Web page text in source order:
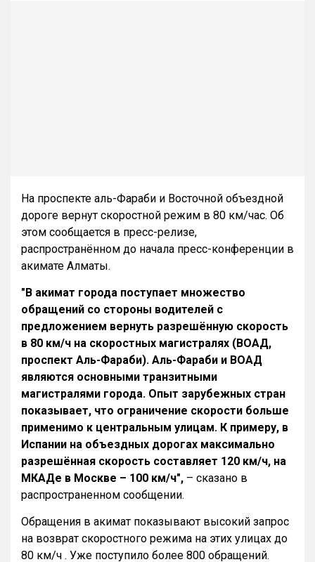
На проспекте аль-Фараби и Восточной объездной
дороге вернут скоростной режим в 80 км/час. Об
этом сообщается в пресс-релизе,
распространённом до начала пресс-конференции в
акимате Алматы.
"В акимат города поступает множество
обращений со стороны водителей с
предложением вернуть разрешённую скорость
в 80 км/ч на скоростных магистралях (ВОАД,
проспект Аль-Фараби). Аль-Фараби и ВОАД
являются основными транзитными
магистралями города. Опыт зарубежных стран
показывает, что ограничение скорости больше
применимо к центральным улицам. К примеру, в
Испании на объездных дорогах максимально
разрешённая скорость составляет 120 км/ч, на
МКАДе в Москве – 100 км/ч", – сказано в
распространенном сообщении.
Обращения в акимат показывают высокий запрос
на возврат скоростного режима на этих улицах до
80 км/ч . Уже поступило более 800 обращений.